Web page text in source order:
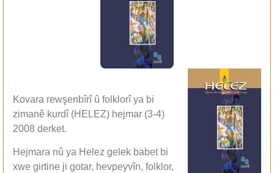
Kovara rewşenbîrî û folklorî ya bi
zimanê kurdî (HELEZ) hejmar (3-4)
2008 derket.
Hejmara nû ya Helez gelek babet bi
xwe girtine ji gotar, hevpeyvîn, folklor,